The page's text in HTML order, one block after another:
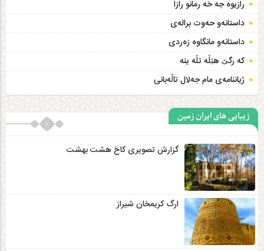
رازیوه جه‌ خه رمانو رازا
داستانه‌و حه‌وت براله‌ی
داستانەو مانگاوە زەردی
که رگێ هێڵه تڵه ینه
ژیاننامەی مام جەلال تاڵەبانی
زیبایی های ایران زمین
گزارش تصویری کاخ هشت‌ بهشت
ارگ کریمخان شیراز